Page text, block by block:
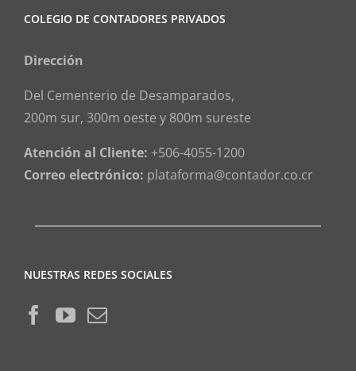
COLEGIO DE CONTADORES PRIVADOS
Dirección
Del Cementerio de Desamparados,
200m sur, 300m oeste y 800m sureste
Atención al Cliente: +506-4055-1200
Correo electrónico: plataforma@contador.co.cr
NUESTRAS REDES SOCIALES